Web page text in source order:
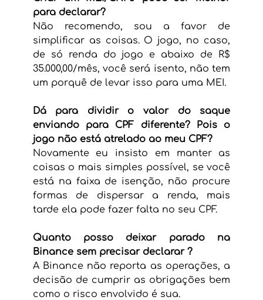
para declarar?
Não recomendo, sou a favor de
simplificar as coisas. O jogo, no caso,
de só renda do jogo e abaixo de R$
35.000,00/mês, você será isento, não tem
um porquê de levar isso para uma MEI.
Dá para dividir o valor do saque
enviando para CPF diferente? Pois o
jogo não está atrelado ao meu CPF?
Novamente eu insisto em manter as
coisas o mais simples possível, se você
está na faixa de isenção, não procure
formas de dispersar a renda, mais
tarde ela pode fazer falta no seu CPF.
Quanto posso deixar parado na
Binance sem precisar declarar ?
A Binance não reporta as operações, a
decisão de cumprir as obrigações bem
como o risco envolvido é sua.